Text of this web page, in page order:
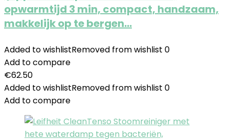
opwarmtijd 3 min, compact, handzaam,
makkelijk op te bergen…
Added to wishlistRemoved from wishlist 0
Add to compare
€62.50
Added to wishlistRemoved from wishlist 0
Add to compare